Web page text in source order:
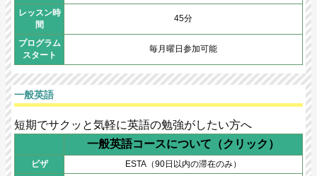
レッスン時
間
45分
プログラム
スタート
毎月曜日参加可能
一般英語
短期でサクッと気軽に英語の勉強がしたい方へ
一般英語コースについて（クリック）
ビザ
ESTA（90日以内の滞在のみ）